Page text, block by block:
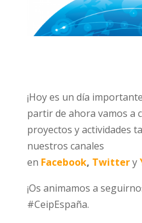
¡Hoy es un día
partir de ahora vamos a
proyectos y actividades
nuestros canales
en Facebook, Twittery
¡Os animamos a
#CeipEspaña.